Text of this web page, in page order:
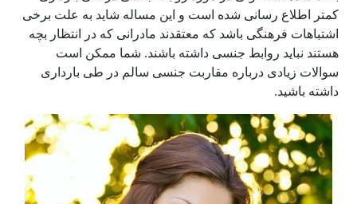
کمتر اطلاع رسانی شده است و این مساله شاید به علت برخی
اشتباهات فرهنگی باشد که معتقدند مادرانی که در انتظار بچه
هستند نباید روابط جنسی داشته باشند. شما ممکن است
سوالات زیادی درباره مقاربت جنسی سالم در طی بارداری
داشته باشید.